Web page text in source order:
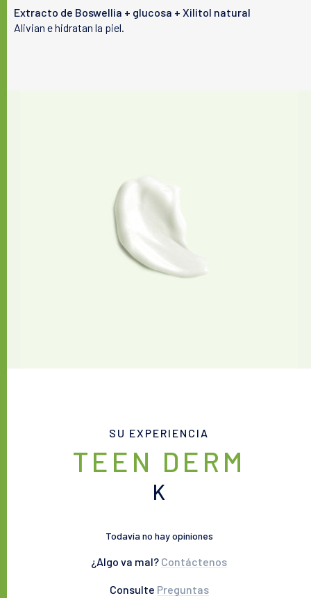
Tu piel
Extracto de Boswellia + glucosa + Xilitol natural
Alivian e hidratan la piel.
SU EXPERIENCIA
TEEN DERM
K
Todavía no hay opiniones
¿Algo va mal? Contáctenos
Consulte Preguntas